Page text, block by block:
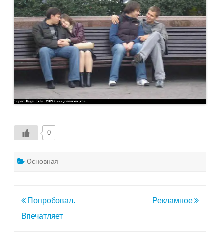
0
Основная
Навигация
по
Попробовал.
Впечатляет
Рекламное